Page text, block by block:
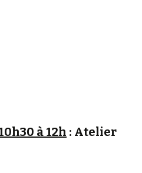
à 12h : Atelier